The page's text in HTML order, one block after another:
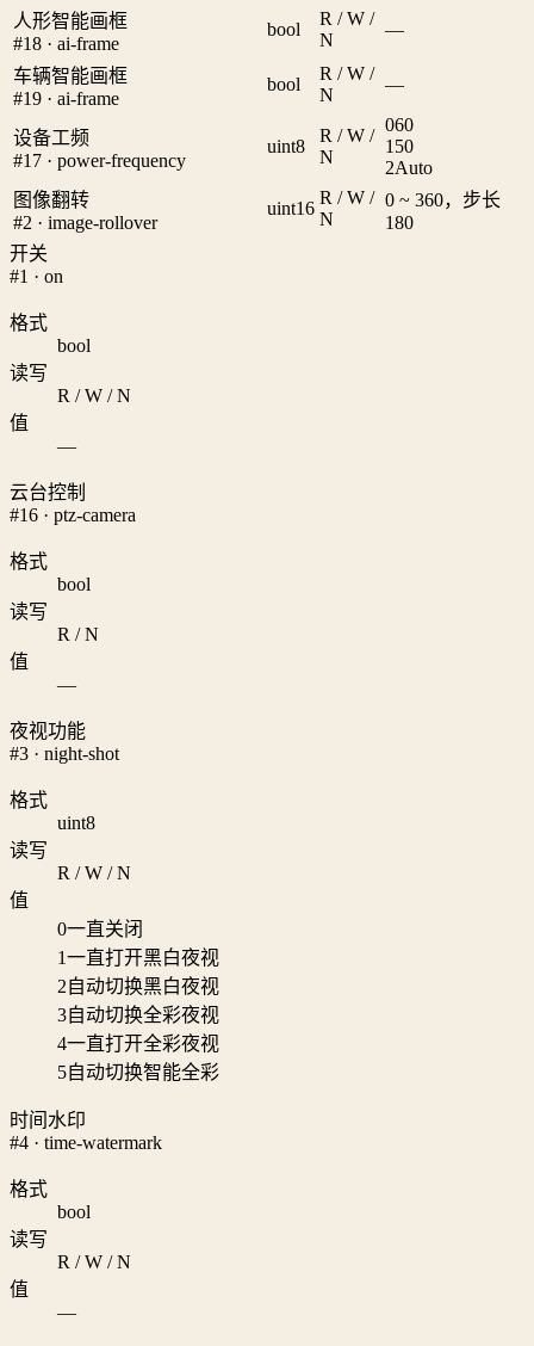
人形智能画框
#18 · ai-frame
bool
R / W /
N
—
车辆智能画框
#19 · ai-frame
bool
R / W /
N
—
设备工频
#17 · power-frequency
uint8
R / W /
N
060
1 50
2Auto
图像翻转
#2 · image-rollover
uint16
R / W /
N
0 ~ 360，步长
180
开关
#1 · on
格式
bool
读写
R / W / N
值
—
云台控制
#16 · ptz-camera
格式
bool
读写
R / N
值
—
夜视功能
#3 · night-shot
格式
uint8
读写
R / W / N
值
0一直关闭
1一直打开黑白夜视
2自动切换黑白夜视
3自动切换全彩夜视
4一直打开全彩夜视
5自动切换智能全彩
时间水印
#4 · time-watermark
格式
bool
读写
R / W / N
值
—